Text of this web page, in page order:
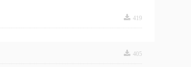
끂 419
끂 405